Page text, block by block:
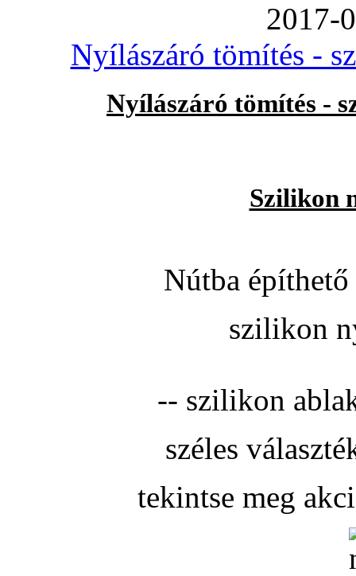
2017-
Nyílászáró tömítés -
Nyílászáró tömítés -
Szilikon
Nútba
szilikon
-- szilikon
széles
tekintse meg